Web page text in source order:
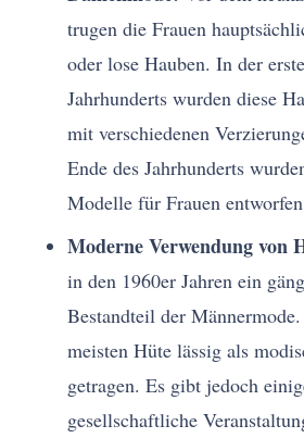
trugen die Frauen
oder lose Hauben. In der
Jahrhunderts wurden diese
mit verschiedenen
Ende des Jahrhunderts
Modelle für Frauen
Moderne Verwendung von
in den 1960er Jahren ein
Bestandteil der
meisten Hüte lässig als
getragen. Es gibt jedoch
gesellschaftliche